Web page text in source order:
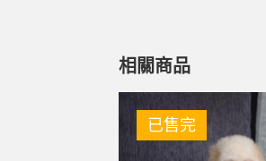
相關商品
已售完